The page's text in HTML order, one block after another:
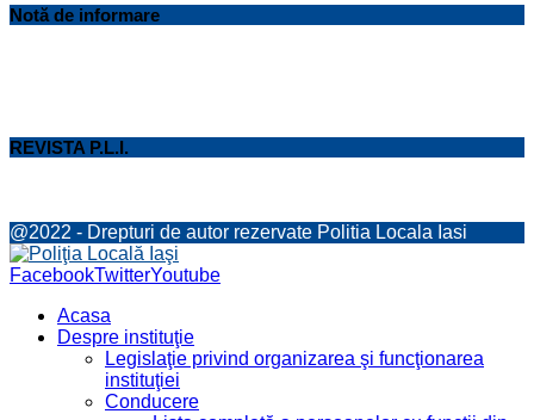
Notă de informare
REVISTA P.L.I.
@2022 - Drepturi de autor rezervate Politia Locala Iasi
FacebookTwitterYoutube
Acasa
Despre instituţie
Legislaţie privind organizarea şi funcţionarea
instituţiei
Conducere